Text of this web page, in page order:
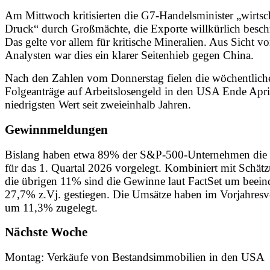
Am Mittwoch kritisierten die G7-Handelsminister
Druck“ durch Großmächte, die Exporte willkürlich
Das gelte vor allem für kritische Mineralien. Aus Sicht
Analysten war dies ein klarer Seitenhieb gegen China.
Nach den Zahlen vom Donnerstag fielen die
Folgeanträge auf Arbeitslosengeld in den USA Ende
niedrigsten Wert seit zweieinhalb Jahren.
Gewinnmeldungen
Bislang haben etwa 89% der S&P-500-Unternehmen die
für das 1. Quartal 2026 vorgelegt. Kombiniert mit
die übrigen 11% sind die Gewinne laut FactSet um
27,7% z.Vj. gestiegen. Die Umsätze haben im
um 11,3% zugelegt.
Nächste Woche
Montag: Verkäufe von Bestandsimmobilien in den USA